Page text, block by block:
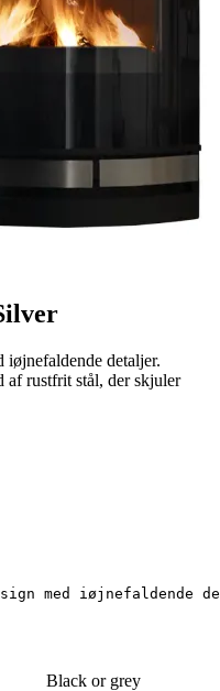
iøjnefaldende detaljer.
af rustfrit stål, der skjuler
med iøjnefaldende
Black or grey